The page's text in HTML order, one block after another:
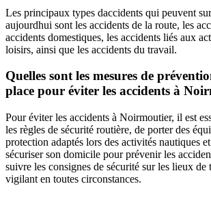
Les principaux types daccidents qui peuvent
aujourdhui sont les accidents de la route, les
accidents domestiques, les accidents liés aux
loisirs, ainsi que les accidents du travail.
Quelles sont les mesures de
place pour éviter les accidents à
Pour éviter les accidents à Noirmoutier, il est
les règles de sécurité routière, de porter des
protection adaptés lors des activités nautiques
sécuriser son domicile pour prévenir les
suivre les consignes de sécurité sur les lieux de
vigilant en toutes circonstances.